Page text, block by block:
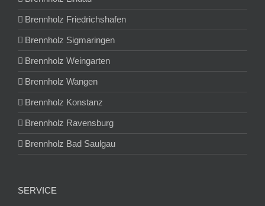
Brennholz Friedrichshafen
Brennholz Sigmaringen
Brennholz Weingarten
Brennholz Wangen
Brennholz Konstanz
Brennholz Ravensburg
Brennholz Bad Saulgau
SERVICE